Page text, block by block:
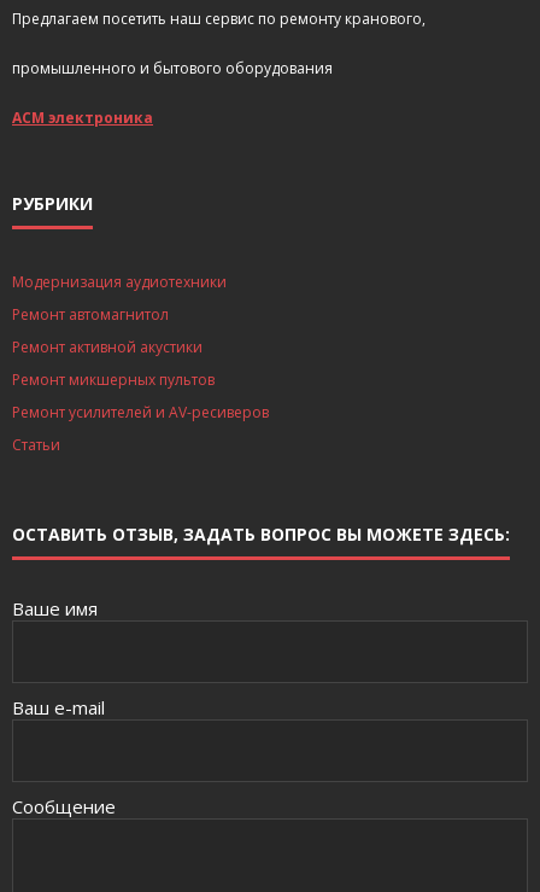
Предлагаем посетить наш сервис по ремонту кранового,
промышленного и бытового оборудования
АСМ электроника
РУБРИКИ
Модернизация аудиотехники
Ремонт автомагнитол
Ремонт активной акустики
Ремонт микшерных пультов
Ремонт усилителей и AV-ресиверов
Статьи
ОСТАВИТЬ ОТЗЫВ, ЗАДАТЬ ВОПРОС ВЫ МОЖЕТЕ ЗДЕСЬ:
Ваше имя
Ваш e-mail
Сообщение